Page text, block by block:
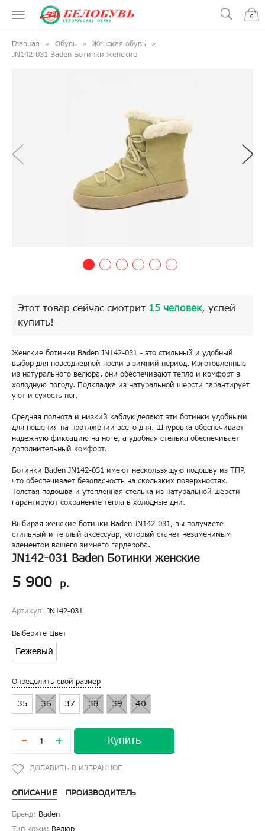
0
Главная Обувь
Женская обувь
JN142-031 Baden Ботинки женские
Этот товар сейчас смотрит 15 человек, успей
купить!
Женские ботинки Baden JN142-031 - это стильный и удобный
выбор для повседневной носки в зимний период. Изготовленные
из натурального велюра, они обеспечивают тепло и комфорт в
холодную погоду. Подкладка из натуральной шерсти гарантирует
уют и сухость ног.
Средняя полнота и низкий каблук делают эти ботинки удобными
для ношения на протяжении всего дня. Шнуровка обеспечивает
надежную фиксацию на ноге, а удобная стелька обеспечивает
дополнительный комфорт.
Ботинки Baden JN142-031 имеют нескользящую подошву из ТПР,
что обеспечивает безопасность на скользких поверхностях.
Толстая подошва и утепленная стелька из натуральной шерсти
гарантируют сохранение тепла в холодные дни.
Выбирая женские ботинки Baden JN142-031, вы получаете
стильный и теплый аксессуар, который станет незаменимым
элементом вашего зимнего гардероба.
JN142-031 Baden Ботинки женские
5 900 р.
Артикул: JN142-031
Выберите Цвет
Бежевый
Определить свой размер
35 36 37 38 39 40
- + Купить
ОПИСАНИЕ ПРОИЗВОДИТЕЛЬ
Бренд: Baden